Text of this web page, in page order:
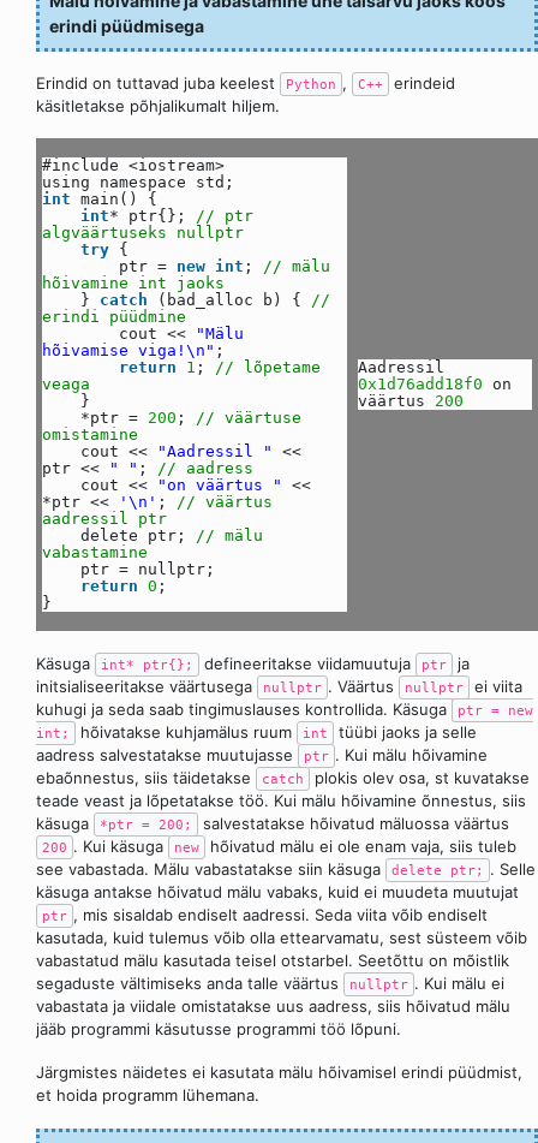
erindi püüdmisega
Erindid on tuttavad juba keelest Python , C++
erindeid
käsitletakse põhjalikumalt hiljem.
#include <iostream>
using namespace std;
int main() {
int* ptr{}; // ptr
algväärtuseks nullptr
try {
ptr = new int ; // mälu
hõivamine int jaoks
} catch (bad_alloc b) { //
erindi püüdmine
cout <<
"Mälu
hõivamise viga!\n" ;
return
1 ; // lõpetame
veaga
}
*ptr = 200 ; // väärtuse
omistamine
cout <<
"Aadressil "
<<
ptr <<
" " ; // aadress
cout <<
"on väärtus "
<<
*ptr <<
'\n' ; // väärtus
aadressil ptr
delete ptr; // mälu
vabastamine
ptr = nullptr;
return 0 ;
}
Aadressil
0x1d76add18f0
on
väärtus 200
Käsuga int* ptr{}; defineeritakse viidamuutuja ptr
ja
initsialiseeritakse väärtusega
nullptr . Väärtus nullptr
ei viita
kuhugi ja seda saab tingimuslauses kontrollida. Käsuga
ptr = new
int;
hõivatakse kuhjamälus ruum int
tüübi jaoks ja selle
aadress salvestatakse muutujasse
ptr . Kui mälu hõivamine
ebaõnnestus, siis täidetakse
catch
plokis olev osa, st kuvatakse
teade veast ja lõpetatakse töö. Kui mälu hõivamine õnnestus, siis
käsuga
*ptr = 200; salvestatakse hõivatud mäluossa väärtus
200 . Kui käsuga new
hõivatud mälu ei ole enam vaja, siis tuleb
see vabastada. Mälu vabastatakse siin käsuga
delete ptr;
. Selle
käsuga antakse hõivatud mälu vabaks, kuid ei muudeta muutujat
ptr , mis sisaldab endiselt aadressi. Seda viita võib endiselt
kasutada, kuid tulemus võib olla ettearvamatu, sest süsteem võib
vabastatud mälu kasutada teisel otstarbel. Seetõttu on mõistlik
segaduste vältimiseks anda talle väärtus
nullptr . Kui mälu ei
vabastata ja viidale omistatakse uus aadress, siis hõivatud mälu
jääb programmi käsutusse programmi töö lõpuni.
Järgmistes näidetes ei kasutata mälu hõivamisel erindi püüdmist,
et hoida programm lühemana.